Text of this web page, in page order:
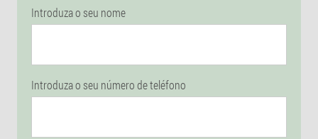
Introduza o seu nome
Introduza o seu número de teléfono